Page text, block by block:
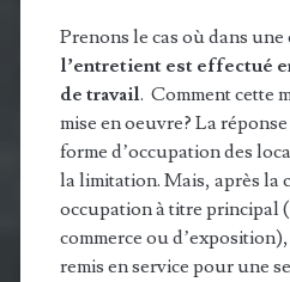
Prenons le cas où dans
l’entretient est effectué
de travail. Comment cette
mise en oeuvre? La
forme d’occupation des
la limitation. Mais, après la
occupation à titre principal
commerce ou
remis en service pour une